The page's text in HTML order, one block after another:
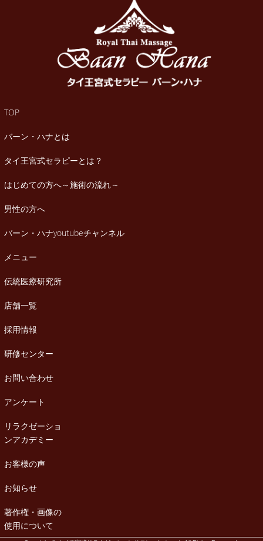
TOP
バーン・ハナとは
タイ王宮式セラピーとは？
はじめての方へ～施術の流れ～
男性の方へ
バーン・ハナyoutubeチャンネル
メニュー
伝統医療研究所
店舗一覧
採用情報
研修センター
お問い合わせ
アンケート
リラクゼーショ
ンアカデミー
お客様の声
お知らせ
著作権・画像の
使用について